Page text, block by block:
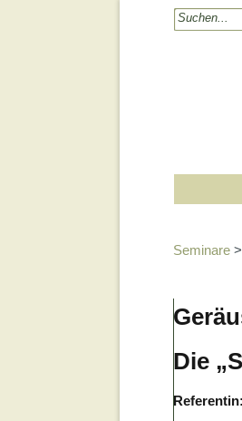
Seminare >
Die